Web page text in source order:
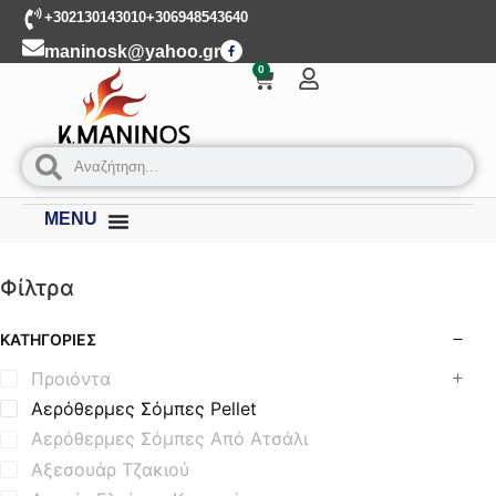
+302130143010+306948543640
maninosk@yahoo.gr
0
MENU
Φίλτρα
ΚΑΤΗΓΟΡΊΕΣ
Προιόντα
Αερόθερμες Σόμπες Pellet
Αερόθερμες Σόμπες Από Ατσάλι
Αξεσουάρ Τζακιού